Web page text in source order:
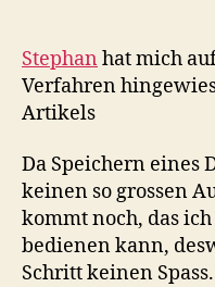
Stephan hat mich
Verfahren
Artikels
Da Speichern eines
keinen so grossen
kommt noch, das
bedienen kann,
Schritt keinen